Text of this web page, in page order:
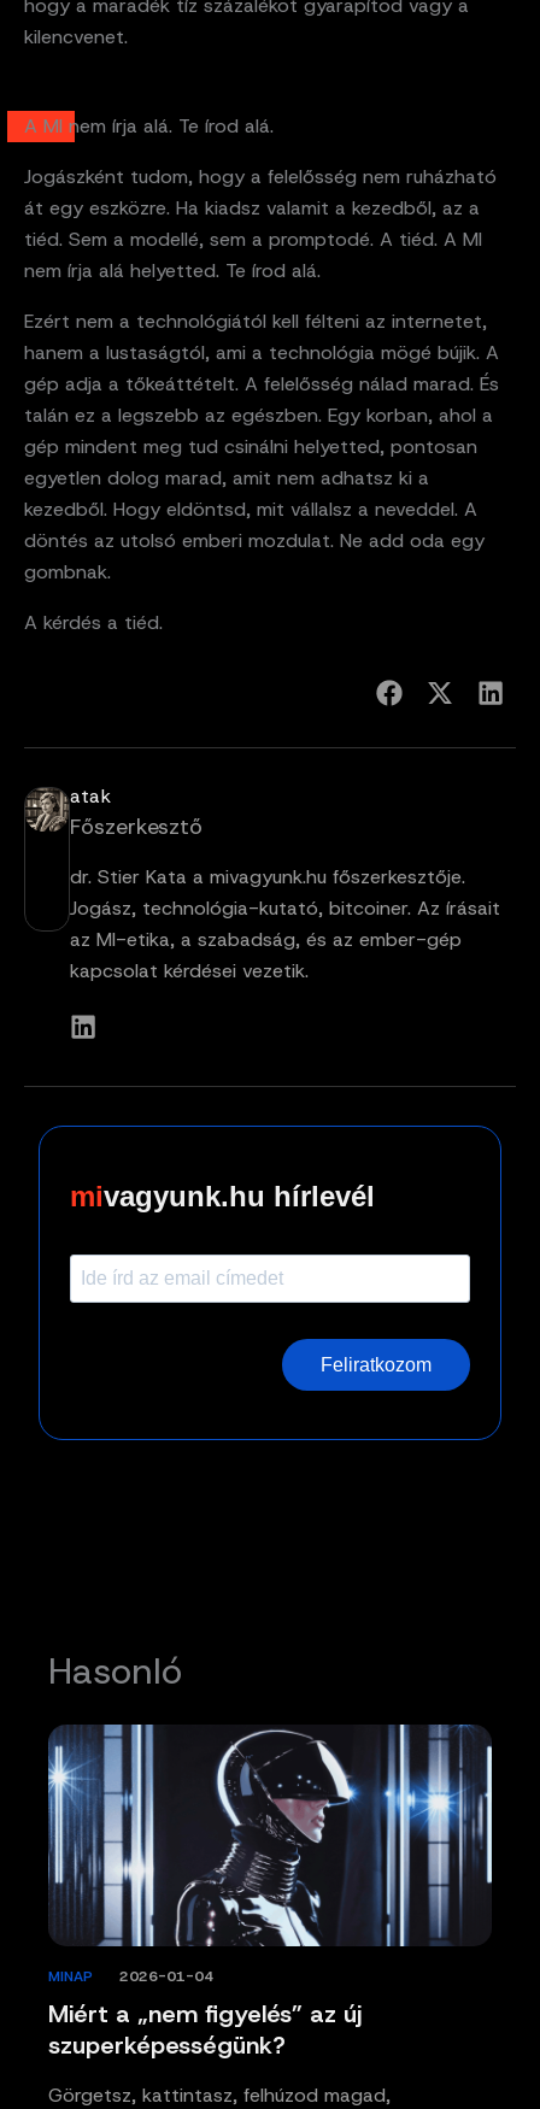
hogy a maradék tíz százalékot gyarapítod vagy a
kilencvenet.
A MI nem írja alá. Te írod alá.
Jogászként tudom, hogy a felelősség nem ruházható
át egy eszközre. Ha kiadsz valamit a kezedből, az a
tiéd. Sem a modellé, sem a promptodé. A tiéd. A MI
nem írja alá helyetted. Te írod alá.
Ezért nem a technológiától kell félteni az internetet,
hanem a lustaságtól, ami a technológia mögé bújik. A
gép adja a tőkeáttételt. A felelősség nálad marad. És
talán ez a legszebb az egészben. Egy korban, ahol a
gép mindent meg tud csinálni helyetted, pontosan
egyetlen dolog marad, amit nem adhatsz ki a
kezedből. Hogy eldöntsd, mit vállalsz a neveddel. A
döntés az utolsó emberi mozdulat. Ne add oda egy
gombnak.
A kérdés a tiéd.
atak
Főszerkesztő
dr. Stier Kata a mivagyunk.hu főszerkesztője.
Jogász, technológia-kutató, bitcoiner. Az írásait
az MI-etika, a szabadság, és az ember-gép
kapcsolat kérdései vezetik.
vagyunk.hu hírlevél
Feliratkozom
Hasonló
Miért a „nem figyelés” az új
szuperképességünk?
MINAP 2026-01-04
Görgetsz, kattintasz, felhúzod magad,